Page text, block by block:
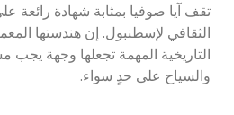
تقف آيا صوفيا بمثابة شهادة رائعة
الثقافي لإسطنبول. إن هندستها
التاريخية المهمة تجعلها وجهة يجب
والسياح على حدٍ سواء.